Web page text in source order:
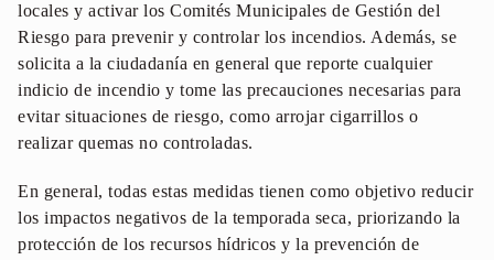
locales y activar los Comités Municipales de Gestión del
Riesgo para prevenir y controlar los incendios. Además, se
solicita a la ciudadanía en general que reporte cualquier
indicio de incendio y tome las precauciones necesarias para
evitar situaciones de riesgo, como arrojar cigarrillos o
realizar quemas no controladas.
En general, todas estas medidas tienen como objetivo reducir
los impactos negativos de la temporada seca, priorizando la
protección de los recursos hídricos y la prevención de